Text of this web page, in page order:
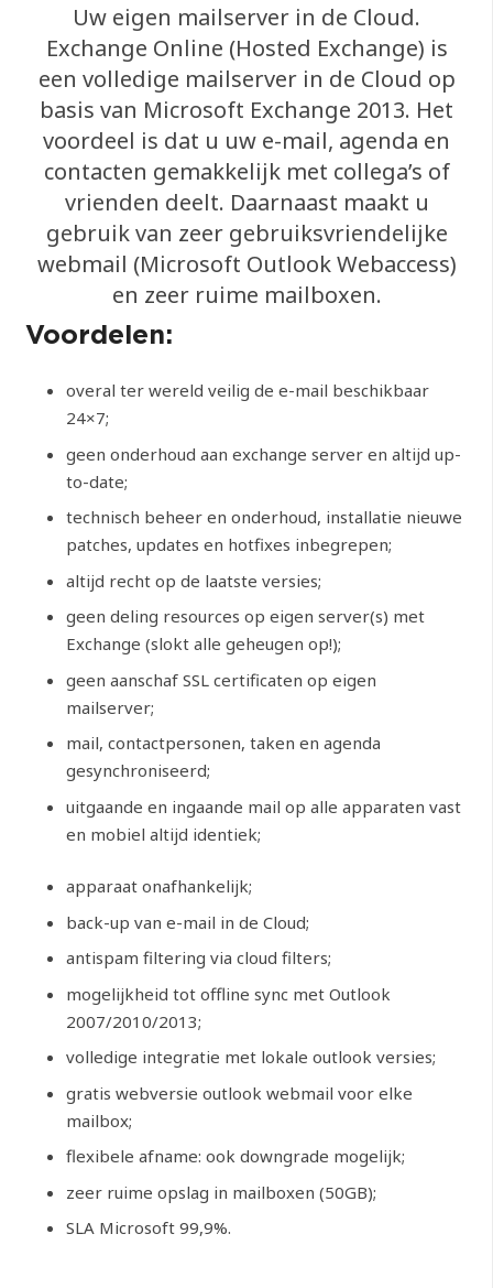
Uw eigen mailserver in de Cloud.
Exchange Online (Hosted Exchange) is
een volledige mailserver in de Cloud op
basis van Microsoft Exchange 2013. Het
voordeel is dat u uw e-mail, agenda en
contacten gemakkelijk met collega’s of
vrienden deelt. Daarnaast maakt u
gebruik van zeer gebruiksvriendelijke
webmail (Microsoft Outlook Webaccess)
en zeer ruime mailboxen.
Voordelen:
overal ter wereld veilig de e-mail beschikbaar
24×7;
geen onderhoud aan exchange server en altijd up-
to-date;
technisch beheer en onderhoud, installatie nieuwe
patches, updates en hotfixes inbegrepen;
altijd recht op de laatste versies;
geen deling resources op eigen server(s) met
Exchange (slokt alle geheugen op!);
geen aanschaf SSL certificaten op eigen
mailserver;
mail, contactpersonen, taken en agenda
gesynchroniseerd;
uitgaande en ingaande mail op alle apparaten vast
en mobiel altijd identiek;
apparaat onafhankelijk;
back-up van e-mail in de Cloud;
antispam filtering via cloud filters;
mogelijkheid tot offline sync met Outlook
2007/2010/2013;
volledige integratie met lokale outlook versies;
gratis webversie outlook webmail voor elke
mailbox;
flexibele afname: ook downgrade mogelijk;
zeer ruime opslag in mailboxen (50GB);
SLA Microsoft 99,9%.